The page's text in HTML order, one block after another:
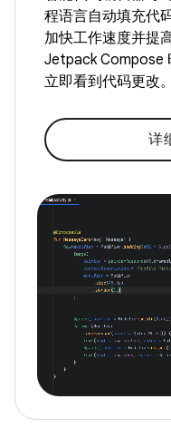
程语言自动填充代
加快工作速度并提
Jetpack Compose
立即看到代码更改。
详